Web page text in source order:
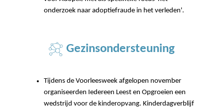
onderzoek naar adoptiefraude in het verleden'.
Gezinsondersteuning
Tijdens de Voorleesweek afgelopen november
organiseerden Iedereen Leest en Opgroeien een
wedstrijd voor de kinderopvang. Kinderdagverblijf